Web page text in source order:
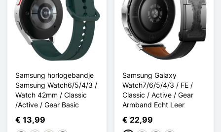
Samsung horlogebandje
Samsung Watch6/5/4/3 /
Watch 42mm / Classic
/Active / Gear Basic
€ 13,99
Samsung Galaxy
Watch7/6/5/4/3 / FE /
Classic / Active / Gear
Armband Echt Leer
€ 22,99